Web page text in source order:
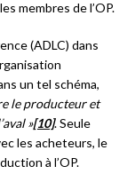
membres de l’OP.
(ADLC) dans
un tel schéma,
le producteur et
»[10]. Seule
les acheteurs, le
à l’OP.